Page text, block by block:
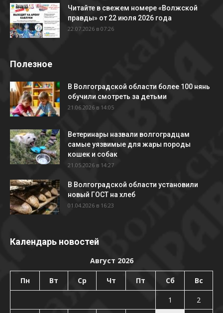
Читайте в свежем номере «Волжской
правды» от 22 июля 2026 года
22.07.2026 в 07:26
Полезное
В Волгоградской области более 100 нянь
обучили смотреть за детьми
21.06.2026 в 14:05
Ветеринары назвали волгоградцам
самые уязвимые для жары породы
кошек и собак
21.05.2026 в 14:27
В Волгоградской области установили
новый ГОСТ на хлеб
01.04.2026 в 16:23
Календарь новостей
Август 2026
Пн Вт Ср Чт Пт Сб Вс
1
2